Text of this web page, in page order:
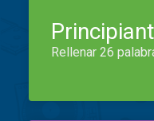
Rellenar 26